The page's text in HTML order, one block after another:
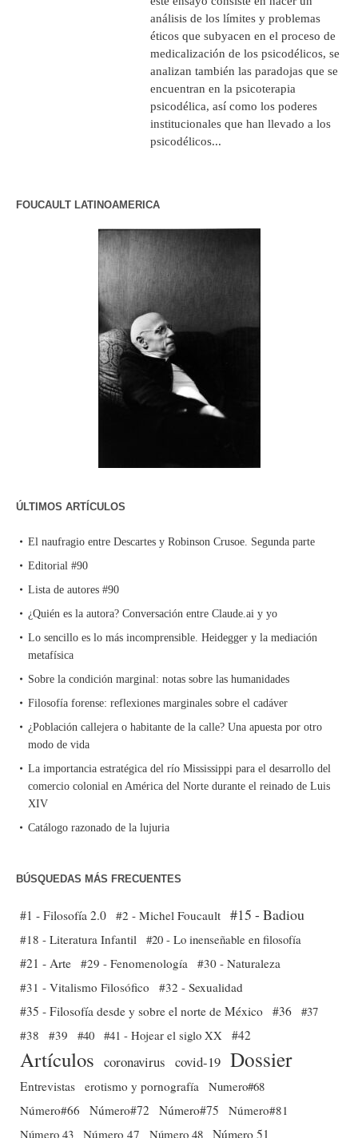
análisis de los límites y problemas
éticos que subyacen en el proceso de
medicalización de los psicodélicos, se
analizan también las paradojas que se
encuentran en la psicoterapia
psicodélica, así como los poderes
institucionales que han llevado a los
psicodélicos...
FOUCAULT LATINOAMERICA
ÚLTIMOS ARTÍCULOS
El naufragio entre Descartes y Robinson Crusoe. Segunda parte
Editorial #90
Lista de autores #90
¿Quién es la autora? Conversación entre Claude.ai y yo
Lo sencillo es lo más incomprensible. Heidegger y la mediación
metafísica
Sobre la condición marginal: notas sobre las humanidades
Filosofía forense: reflexiones marginales sobre el cadáver
¿Población callejera o habitante de la calle? Una apuesta por otro
modo de vida
La importancia estratégica del río Mississippi para el desarrollo del
comercio colonial en América del Norte durante el reinado de Luis
XIV
Catálogo razonado de la lujuria
BÚSQUEDAS MÁS FRECUENTES
#1 - Filosofía 2.0 #2 - Michel Foucault #15 - Badiou
#18 - Literatura Infantil #20 - Lo inenseñable en filosofía
#21 - Arte #29 - Fenomenología
#30 - Naturaleza
#31 - Vitalismo Filosófico
#32 - Sexualidad
#35 - Filosofía desde y sobre el norte de México #36 #37
#38
#39 #40 #41 - Hojear el siglo XX #42
Artículos coronavirus covid-19 Dossier
Entrevistas erotismo y pornografía
Numero#68
Número#66
Número#72 Número#75
Número#81
Número 43 Número 47 Número 48 Número 51